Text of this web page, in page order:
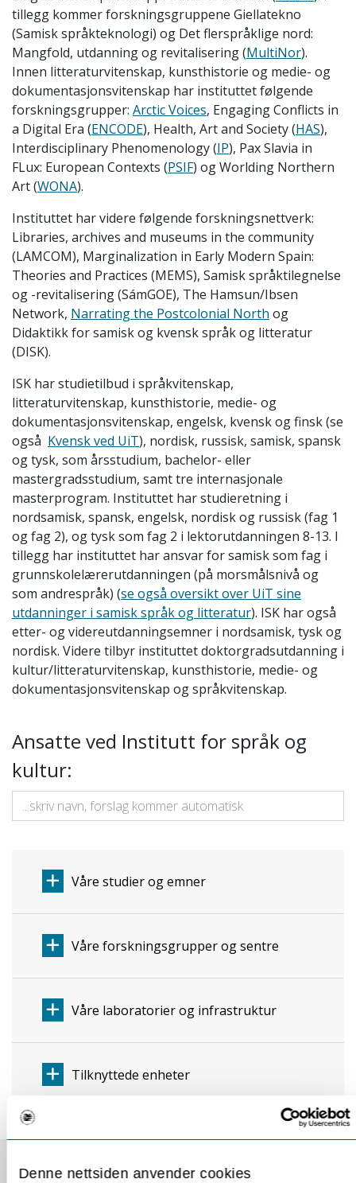
Denne nettsiden anvender cookies
tillegg kommer forskningsgruppene Giellatekno
(Samisk språkteknologi) og Det flerspråklige nord:
Mangfold, utdanning og revitalisering (MultiNor).
Innen litteraturvitenskap, kunsthistorie og medie- og
dokumentasjonsvitenskap har instituttet følgende
forskningsgrupper: Arctic Voices, Engaging Conflicts in
a Digital Era (ENCODE), Health, Art and Society (HAS),
Interdisciplinary Phenomenology (IP), Pax Slavia in
FLux: European Contexts (PSIF) og Worlding Northern
Art (WONA).
Instituttet har videre følgende forskningsnettverk:
Libraries, archives and museums in the community
(LAMCOM), Marginalization in Early Modern Spain:
Theories and Practices (MEMS), Samisk språktilegnelse
og -revitalisering (SámGOE), The Hamsun/Ibsen
Network, Narrating the Postcolonial North og
Didaktikk for samisk og kvensk språk og litteratur
(DISK).
ISK har studietilbud i språkvitenskap,
litteraturvitenskap, kunsthistorie, medie- og
dokumentasjonsvitenskap, engelsk, kvensk og finsk (se
også Kvensk ved UiT), nordisk, russisk, samisk, spansk
og tysk, som årsstudium, bachelor- eller
mastergradsstudium, samt tre internasjonale
masterprogram. Instituttet har studieretning i
nordsamisk, spansk, engelsk, nordisk og russisk (fag 1
og fag 2), og tysk som fag 2 i lektorutdanningen 8-13. I
tillegg har instituttet har ansvar for samisk som fag i
grunnskolelærerutdanningen (på morsmålsnivå og
som andrespråk) (se også oversikt over UiT sine
utdanninger i samisk språk og litteratur). ISK har også
etter- og videreutdanningsemner i nordsamisk, tysk og
nordisk. Videre tilbyr instituttet doktorgradsutdanning i
kultur/litteraturvitenskap, kunsthistorie, medie- og
dokumentasjonsvitenskap og språkvitenskap.
Ansatte ved Institutt for språk og
kultur:
Våre studier og emner
Våre forskningsgrupper og sentre
Våre laboratorier og infrastruktur
Tilknyttede enheter